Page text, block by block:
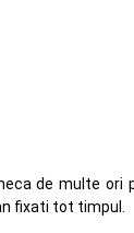
de multe ori
fixati tot timpul.